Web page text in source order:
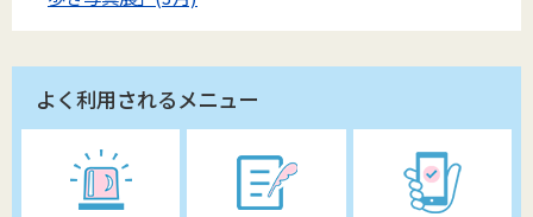
よく利用されるメニュー